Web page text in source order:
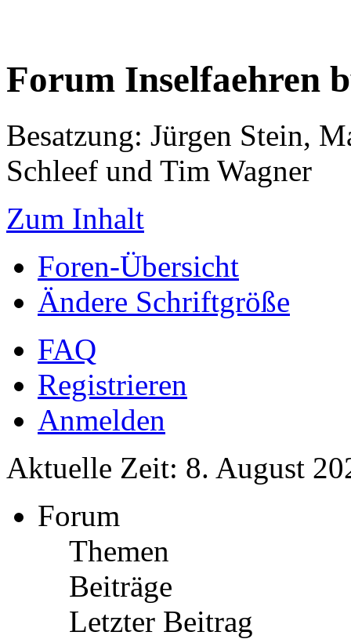
Forum Inselfaehren
Besatzung: Jürgen Stein,
Schleef und Tim Wagner
Zum Inhalt
Foren-Übersicht
Ändere Schriftgröße
FAQ
Registrieren
Anmelden
Aktuelle Zeit: 8. August
Forum
Themen
Beiträge
Letzter Beitrag